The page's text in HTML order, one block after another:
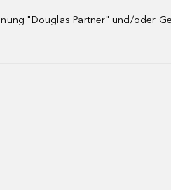
"Douglas Partner" und/oder